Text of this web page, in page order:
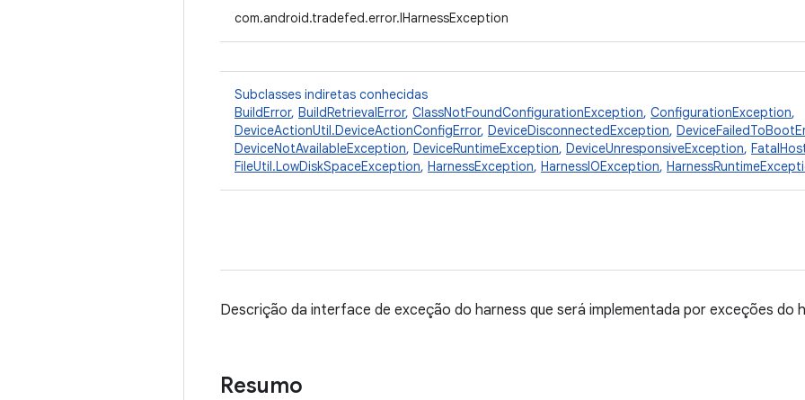
com.android.tradefed.error.IHarnessException
Subclasses indiretas conhecidas
BuildError, BuildRetrievalError, ClassNotFoundConfigurationException, ConfigurationException,
DeviceActionUtil.DeviceActionConfigError, DeviceDisconnectedException,
DeviceNotAvailableException, DeviceRuntimeException, DeviceUnresponsiveException,
FileUtil.LowDiskSpaceException, HarnessException, HarnessIOException,
Descrição da interface de exceção do harness que será implementada por exceções do
Resumo